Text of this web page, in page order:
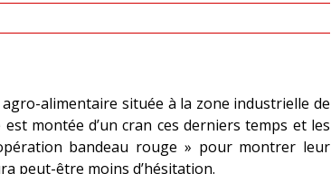
alimentaire située à la zone industrielle de
montée d’un cran ces derniers temps et les
bandeau rouge » pour montrer leur
peut-être moins d’hésitation.